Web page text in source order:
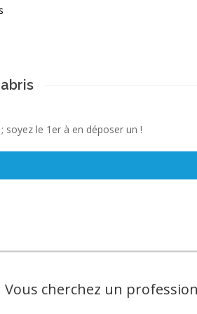
soyez le 1er à en déposer un !
Vous cherchez un